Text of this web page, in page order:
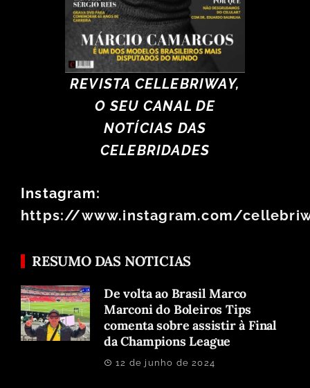
REVISTA CELLEBRIWAY,
O SEU CANAL DE
NOTÍCIAS DAS
CELEBRIDADES
Instagram:
https://www.instagram.com/
RESUMO DAS NOTICIAS
De volta ao Brasil Marco
Marconi do Boleiros Tips
comenta sobre assistir à Final
da Champions League
12 de junho de 2024